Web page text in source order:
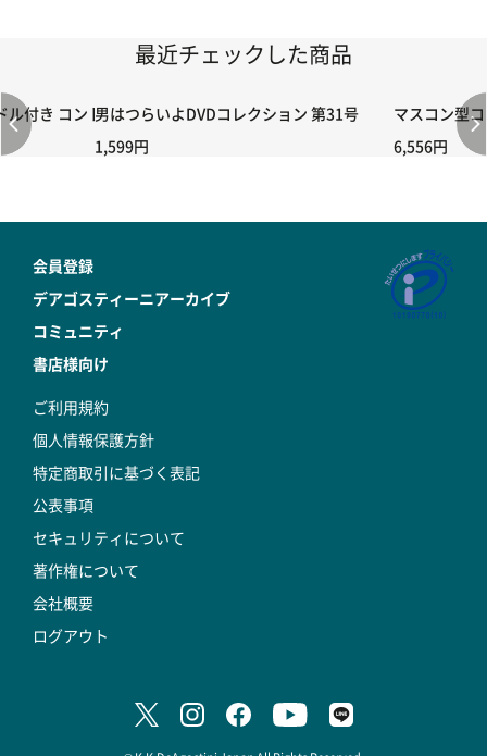
最近チェックした商品
付き コントローラー＆ポイント切り替えスイッチRC-02/C002 /
男はつらいよDVDコレクション 第31号
1,599円
マスコン型
6,556円
会員登録
デアゴスティーニアーカイブ
コミュニティ
書店様向け
ご利用規約
個人情報保護方針
特定商取引に基づく表記
公表事項
セキュリティについて
著作権について
会社概要
ログアウト